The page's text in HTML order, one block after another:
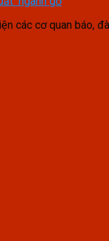
các cơ quan báo,